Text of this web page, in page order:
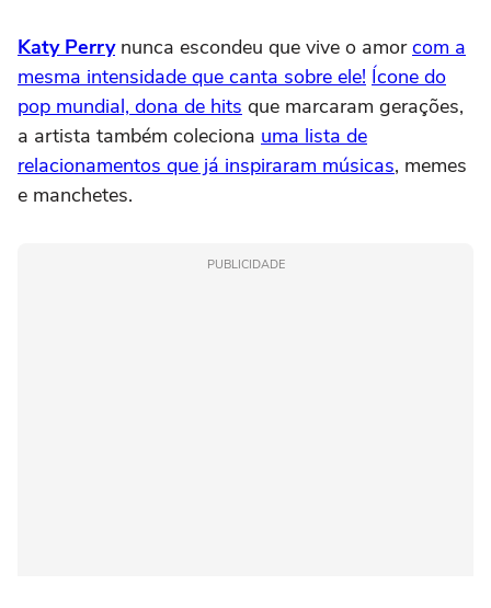
Katy Perrynunca escondeu que vive o amorcom a
mesma intensidade que canta sobre ele! Ícone do
pop mundial, dona de hits que marcaram gerações,
a artista também coleciona uma lista de
relacionamentos que já inspiraram músicas, memes
e manchetes.
PUBLICIDADE